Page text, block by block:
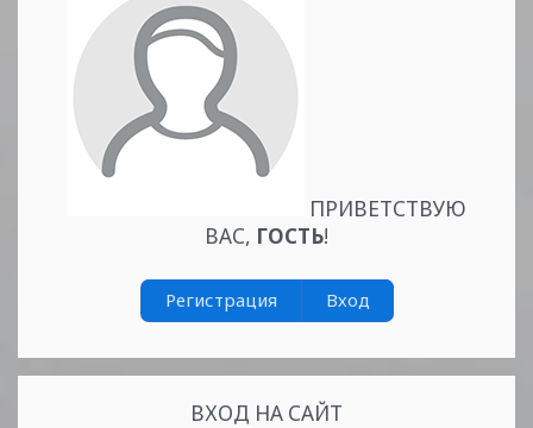
ПРИВЕТСТВУЮ
ВАС, ГОСТЬ!
Регистрация Вход
ВХОД НА САЙТ